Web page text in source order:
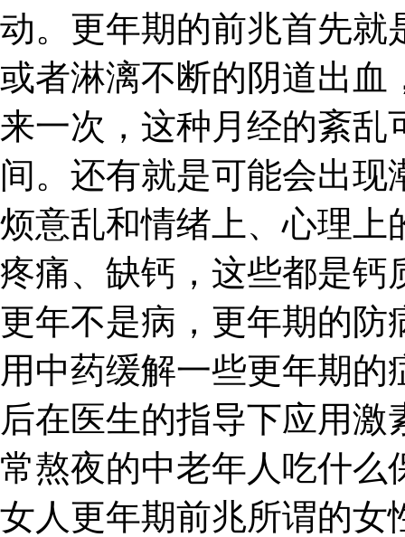
动。更年期的前兆首先就
或者淋漓不断的阴道出血
来一次，这种月经的紊乱
间。还有就是可能会出
烦意乱和情绪上、心理上
疼痛、缺钙，这些都是钙
更年不是病，更年期的防
用中药缓解一些更年期
后在医生的指导下应用
常熬夜的中老年人吃什
女人更年期前兆所谓的女